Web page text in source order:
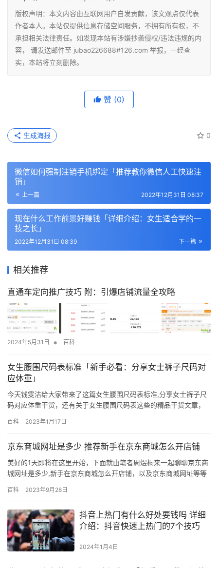
版权声明：本文内容由互联网用户自发贡献，该文观点仅代表
作者本人。本站仅提供信息存储空间服务，不拥有所有权，不
承担相关法律责任。如发现本站有涉嫌抄袭侵权/违法违规的内
容， 请发送邮件至 jubao226688#126.com 举报，一经查
实，本站将立刻删除。
赞 (0)
0
生成海报
微信如何强制注销手机绑定「推荐教你微信人工快速注
销」
上一篇 2022年12月31日 08:37
现在什么工作前景好赚钱「详细介绍：女生适合学的一
技之长」
下一篇
2022年12月31日 08:39
相关推荐
直通车定向推广技巧 附：引爆店铺流量全攻略
2024年5月31日 • 百科
女生腰围尺码表标准「新手必看：分享女士裤子尺码对
应体重」
今天钱雯洁给大家带来了这篇女生腰围尺码表标准,分享女士裤子尺
码对应体重干货，还有关于女生腰围尺码表这些的精品干货文章，
衣服都标了尺码、身高、腰围等，但是看不懂，什么均码、S、M、
么啊?所以我们学习衣服型号知识就很重要了，学会之…
百科 2023年1月17日
京东商城网址是多少 推荐新手在京东商城怎么开店铺
美好的1天即将在这里开始，下面就由笔者周煜桐来一起聊聊京东商
城网址是多少,新手在京东商城怎么开店铺，以及京东商城网址等等
者是很难持续提升的。 入驻条件 首先我们来看京东的入驻条件，也
异常名录中且所售商品在营业执照经营范围内； 2、公司法人身…
百科 2023年9月28日
抖音上热门有什么好处要钱吗 详细
介绍：抖音快速上热门的7个技巧
2024年1月4日